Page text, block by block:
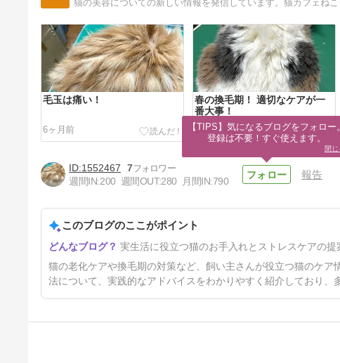
毛玉は痛い！
6ヶ月前
春の換毛期！ 適切なケアが一
番大事！
1年5ヶ月前
猫飼いの人に物申す！
2年2ヶ月前
1552467
7
週間IN:200 週間OUT:280 月間IN:790
報告
このブログのここがポイント
実生活に役立つ猫のお手入れとストレスケアの提
猫の老化ケアや換毛期の対策など、飼い主さんが役立つ猫のケ
法について、実践的なアドバイスをわかりやすく紹介しており、
【TIPS】気になるブログをフォロー。
登録は不要！すぐ使えます。
閉じ